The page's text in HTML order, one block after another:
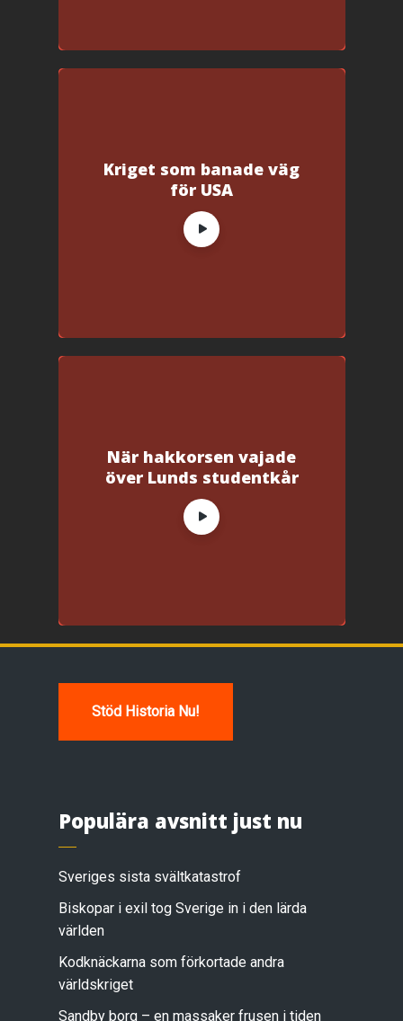
Kriget som banade väg
för USA
När hakkorsen vajade
över Lunds studentkår
Stöd Historia Nu!
Populära avsnitt just nu
Sveriges sista svältkatastrof
Biskopar i exil tog Sverige in i den lärda
världen
Kodknäckarna som förkortade andra
världskriget
Sandby borg – en massaker frusen i tiden